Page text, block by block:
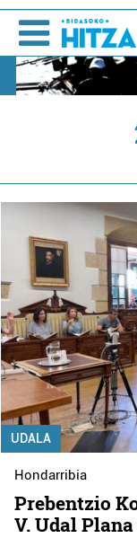
UDALA
Hondarribia
Prebentzio
V. Udal